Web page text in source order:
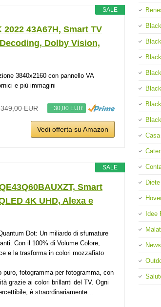
SALE
43A67H, Smart TV
Dolby Vision,
3840x2160 con pannello VA
e più immagini
349,00 EUR −30,00 EUR
Vedi offerta su Amazon
SALE
Smart
4K UHD, Alexa e
Dot: Un miliardo di sfumature
Con il 100% di Volume Colore,
e la trasforma in colori mozzafiato
puro, fotogramma per fotogramma, con
grazie ai colori brillanti del TV. Ogni
è straordinariamente...
Casa
Diete
Idee
News